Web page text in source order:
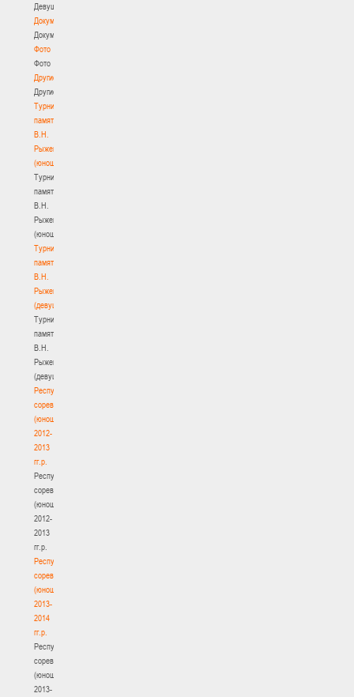
Девушки
Документы
Документы
Фото
Фото
Другие
Другие
Турнир
памяти
В.Н.
Рыженкова
(юноши)
Турнир
памяти
В.Н.
Рыженкова
(юноши)
Турнир
памяти
В.Н.
Рыженкова
(девушки)
Турнир
памяти
В.Н.
Рыженкова
(девушки)
Республиканские
соревнования
(юноши)
2012-
2013
гг.р.
Республиканские
соревнования
(юноши)
2012-
2013
гг.р.
Республиканские
соревнования
(юноши)
2013-
2014
гг.р.
Республиканские
соревнования
(юноши)
2013-